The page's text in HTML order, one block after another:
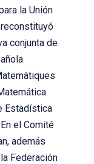
la Unión
conjunta de
Estadística
el Comité
además
Federación